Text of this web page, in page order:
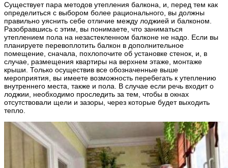
Существует пара методов утепления балкона, и, перед тем как
определиться с выбором более рационального, вы должны
правильно уяснить себе отличие между лоджией и балконом.
Разобравшись с этим, вы понимаете, что заниматься
утеплением пола на незастекленном балконе не надо. Если вы
планируете перевоплотить балкон в дополнительное
помещение, сначала, похлопочите об установке стенок, и, в
случае, размещения квартиры на верхнем этаже, монтаже
крыши. Только осуществив все обозначенные выше
мероприятия, вы имеете возможность перебегать к утеплению
внутреннего места, также и пола. В случае если речь входит о
лоджии, необходимо проследить за тем, чтобы в окнах
отсутствовали щели и зазоры, через которые будет выходить
тепло.